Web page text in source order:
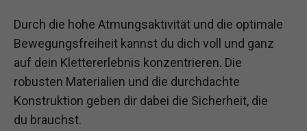
Durch die hohe Atmungsaktivität und die optimale
Bewegungsfreiheit kannst du dich voll und ganz
auf dein Klettererlebnis konzentrieren. Die
robusten Materialien und die durchdachte
Konstruktion geben dir dabei die Sicherheit, die
du brauchst.